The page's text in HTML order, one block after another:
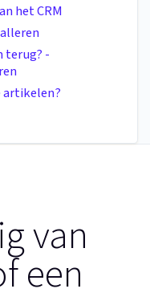
het CRM
terug? -
artikelen?
van
een